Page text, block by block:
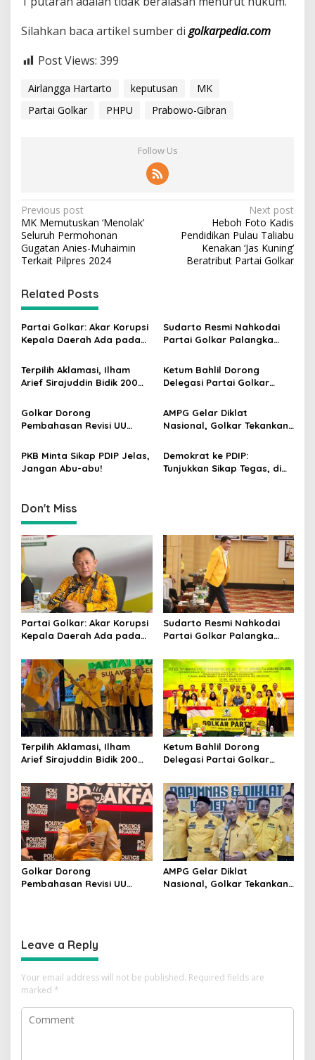
Silahkan baca artikel sumber di golkarpedia.com
Post Views: 399
Airlangga Hartarto keputusan
MK
Partai Golkar
PHPU Prabowo-Gibran
Follow Us
P
o
s
n
a
v
g
a
t
i
o
n
Previous post
MK Memutuskan ‘Menolak’
Seluruh Permohonan
Gugatan Anies-Muhaimin
Terkait Pilpres 2024
Next post
Heboh Foto Kadis
Pendidikan Pulau Taliabu
Kenakan ‘Jas Kuning’
Beratribut Partai Golkar
Related Posts
Partai Golkar: Akar Korupsi
Kepala Daerah Ada pada
Pilkada
Sudarto Resmi Nahkodai
Partai Golkar Palangka
Semakin Solid dan
Dipercaya Rakyat
Terpilih Aklamasi, Ilham
Arief Sirajuddin Bidik 200
Pemilu 2029
Ketum Bahlil Dorong
Delegasi Partai Golkar
Ngabalin Belajar Hilirisasi
Hingga Industrialisasi dari
Golkar Dorong
Pembahasan Revisi UU
Kajian Putusan MK Sudah
Tuntas
AMPG Gelar Diklat
Nasional, Golkar Tekankan
Tantangan Zaman
PKB Minta Sikap PDIP Jelas,
Jangan Abu-abu!
Demokrat ke PDIP:
Tunjukkan Sikap Tegas, di
Don't Miss
Partai Golkar: Akar Korupsi
Kepala Daerah Ada pada
Pilkada
Sudarto Resmi Nahkodai
Partai Golkar Palangka
Semakin Solid dan
Dipercaya Rakyat
Terpilih Aklamasi, Ilham
Arief Sirajuddin Bidik 200
Pemilu 2029
Ketum Bahlil Dorong
Delegasi Partai Golkar
Ngabalin Belajar Hilirisasi
Hingga Industrialisasi dari
China
Golkar Dorong
Pembahasan Revisi UU
AMPG Gelar Diklat
Nasional, Golkar Tekankan
Leave a Reply
Your email address will not be published. Required fields are
marked *